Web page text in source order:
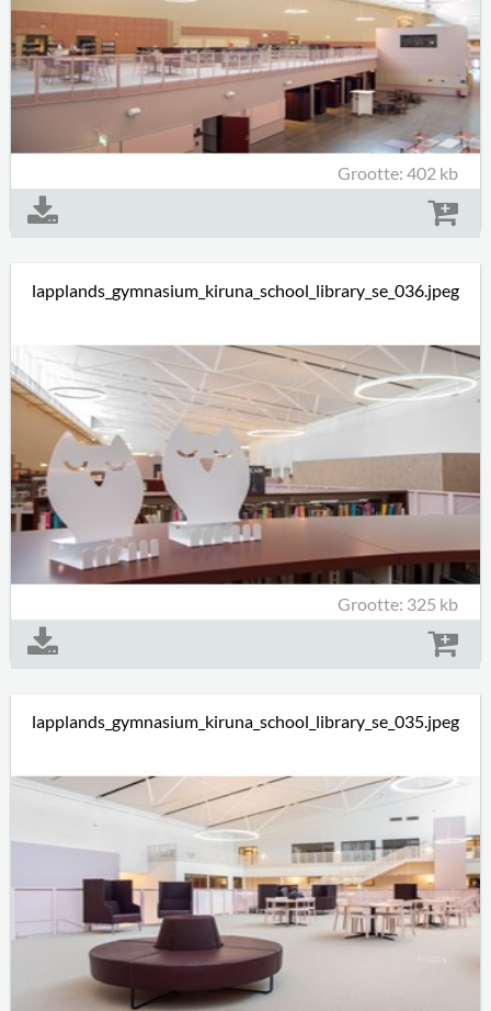
Grootte: 402 kb
lapplands_gymnasium_kiruna_school_library_se_036.jpeg
Grootte: 325 kb
lapplands_gymnasium_kiruna_school_library_se_035.jpeg